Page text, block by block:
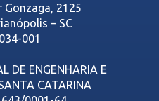
2125
– SC
001
DE ENGENHARIA E
CATARINA